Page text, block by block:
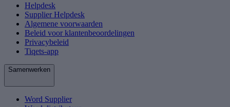
Helpdesk
Supplier Helpdesk
Algemene voorwaarden
Beleid voor klantenbeoordelingen
Privacybeleid
Tiqets-app
Samenwerken
Word Supplier